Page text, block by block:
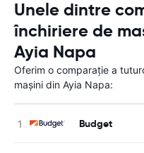
Unele dintre
închiriere de
Ayia Napa
Oferim o comparație a
mașini din Ayia Napa:
Budget